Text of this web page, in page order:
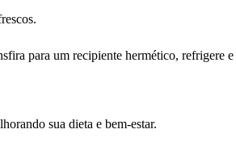
para um recipiente hermético, refrigere
sua dieta e bem-estar.